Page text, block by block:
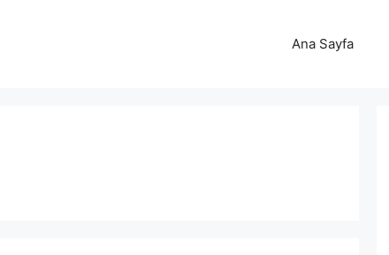
Ana Sayfa